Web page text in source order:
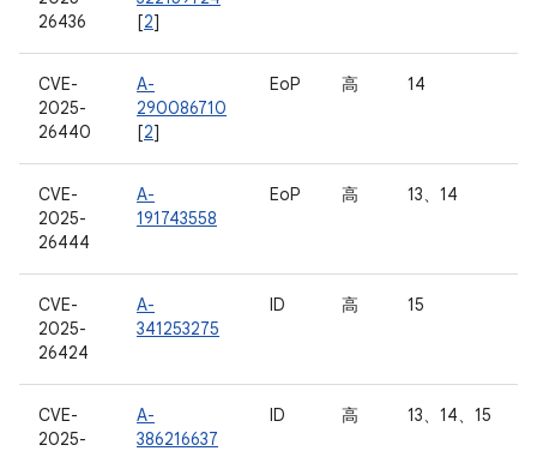
26436
[2]
CVE-
2025-
26440
A-
290086710
[2]
EoP 高 14
CVE-
2025-
26444
A-
191743558
EoP 高 13、14
CVE-
2025-
26424
A-
341253275
ID 高 15
CVE-
2025-
A-
386216637
ID 高 13、14、15